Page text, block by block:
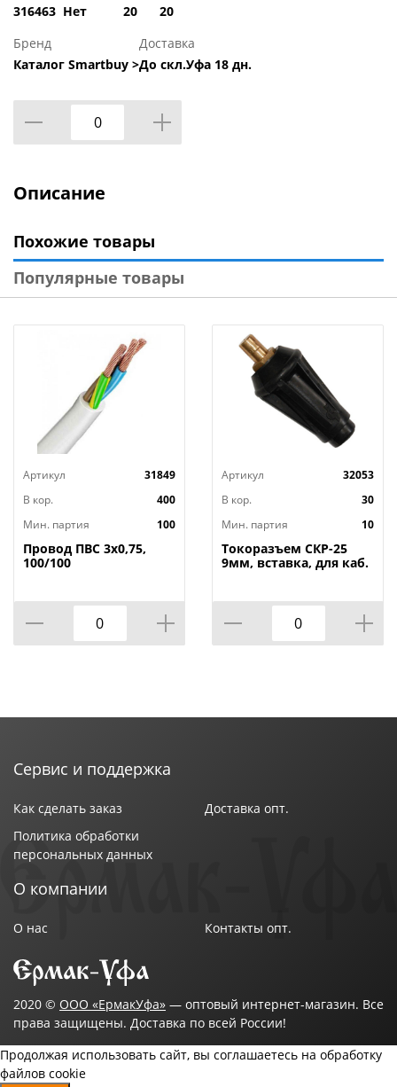
316463 Нет
20
20
Бренд
Каталог Smartbuy >
Доставка
До скл.Уфа 18 дн.
Описание
Похожие товары
Популярные товары
Артикул
31849
В кор.
400
Мин. партия
100
Провод ПВС 3х0,75,
100/100
Артикул
32053
В кор.
30
Мин. партия
10
Токоразъем СКР-25
9мм, вставка, для каб.
Сервис и поддержка
Как сделать заказ
Политика обработки
персональных данных
Доставка опт.
О компании
О нас Контакты опт.
2020 © ООО «ЕрмакУфа» — оптовый интернет-магазин. Все
права защищены. Доставка по всей России!
Продолжая использовать сайт, вы соглашаетесь на обработку
файлов cookie